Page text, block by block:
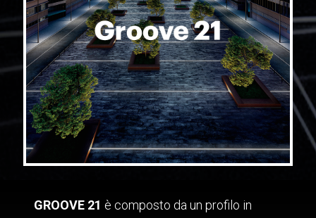
GROOVE 21 è composto da un profilo in